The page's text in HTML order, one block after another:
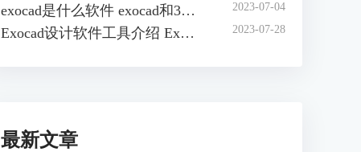
exocad是什么软件 exocad和3shape哪个好用 2023-07-04
Exocad设计软件工具介绍 Exocad软件需要什么配置的电脑 2023-07-28
最新文章